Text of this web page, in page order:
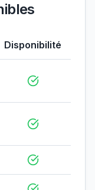
Disponibilité